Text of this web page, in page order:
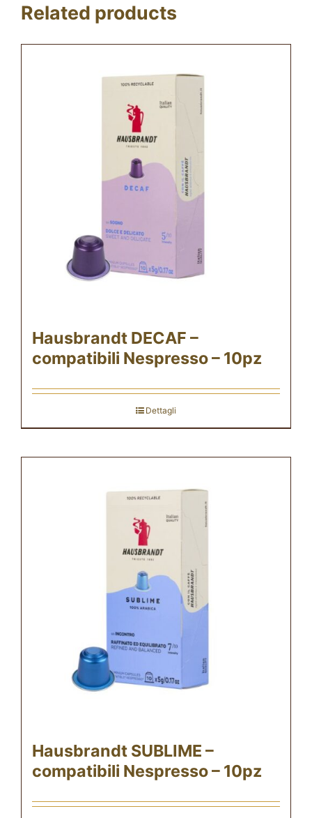
Related products
Hausbrandt DECAF –
compatibili Nespresso – 10pz
Dettagli
Hausbrandt SUBLIME –
compatibili Nespresso – 10pz